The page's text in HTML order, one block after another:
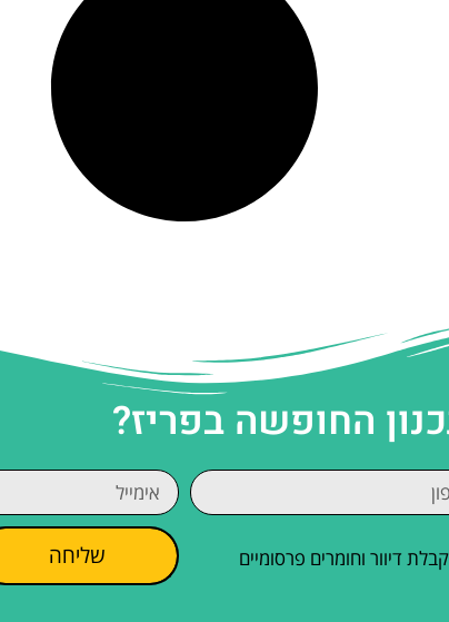
החופשה בפריז?
דיוור וחומרים פרסומיים שליחה